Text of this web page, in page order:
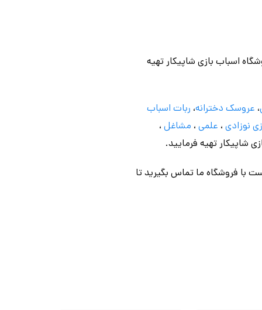
اسباب بازی شاپیکار تهیه
، عروسک دخترانه، ربات اسباب
نوزادی ، علمی ، مشاغل ،
شاپیکار تهیه فرمایید.
با فروشگاه ما تماس بگیرید تا